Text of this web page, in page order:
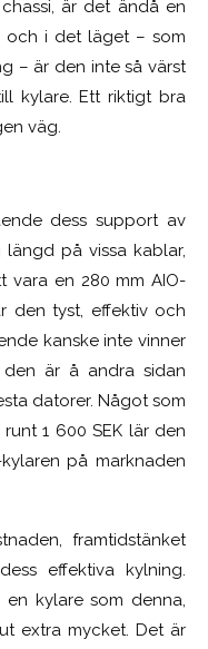
är det ändå en
och i det läget – som
– är den inte så värst
kylare. Ett riktigt bra
väg.
dess support av
på vissa kablar,
vara en 280 mm AIO-
den tyst, effektiv och
kanske inte vinner
är å andra sidan
datorer. Något som
1 600 SEK lär den
på marknaden
framtidstänket
effektiva kylning.
kylare som denna,
extra mycket. Det är